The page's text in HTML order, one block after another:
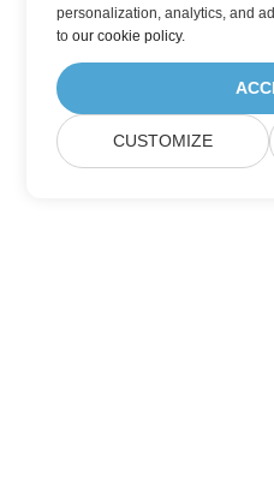
personalization, analytics, and
toour cookie policy.
CUSTOMIZE